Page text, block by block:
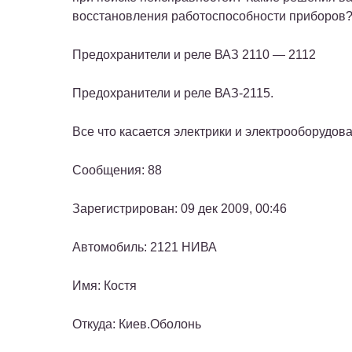
восстановления работоспособности приборов?
Предохранители и реле ВАЗ 2110 — 2112
Предохранители и реле ВАЗ-2115.
Все что касается электрики и
Сообщения: 88
Зарегистрирован: 09 дек 2009, 00:46
Автомобиль: 2121 НИВА
Имя: Костя
Откуда: Киев.Оболонь